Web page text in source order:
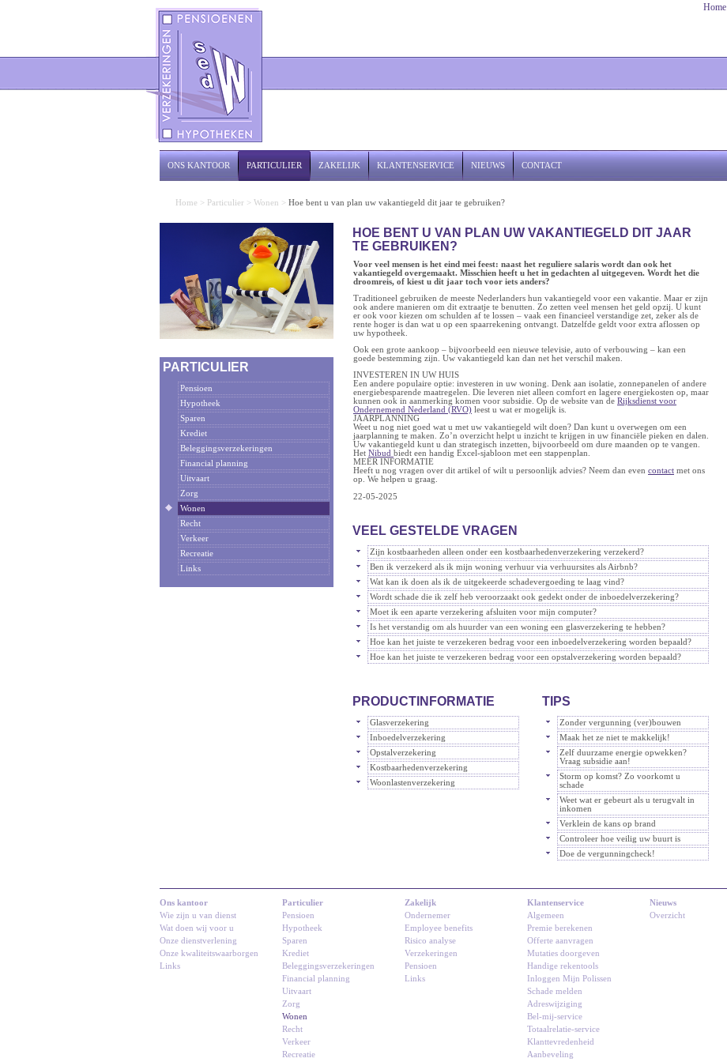
Home
ONS KANTOOR PARTICULIER ZAKELIJK KLANTENSERVICE NIEUWS CONTACT
Home > Particulier > Wonen > Hoe bent u van plan uw vakantiegeld dit jaar te gebruiken?
PARTICULIER
Pensioen
Hypotheek
Sparen
Krediet
Beleggingsverzekeringen
Financial planning
Uitvaart
Zorg
Wonen
Recht
Verkeer
Recreatie
Links
HOE BENT U VAN PLAN UW VAKANTIEGELD DIT JAAR
TE GEBRUIKEN?
Voor veel mensen is het eind mei feest: naast het reguliere salaris wordt dan ook het
vakantiegeld overgemaakt. Misschien heeft u het in gedachten al uitgegeven. Wordt het die
droomreis, of kiest u dit jaar toch voor iets anders?
Traditioneel gebruiken de meeste Nederlanders hun vakantiegeld voor een vakantie. Maar er zijn
ook andere manieren om dit extraatje te benutten. Zo zetten veel mensen het geld opzij. U kunt
er ook voor kiezen om schulden af te lossen – vaak een financieel verstandige zet, zeker als de
rente hoger is dan wat u op een spaarrekening ontvangt. Datzelfde geldt voor extra aflossen op
uw hypotheek.
Ook een grote aankoop – bijvoorbeeld een nieuwe televisie, auto of verbouwing – kan een
goede bestemming zijn. Uw vakantiegeld kan dan net het verschil maken.
INVESTEREN IN UW HUIS
Een andere populaire optie: investeren in uw woning. Denk aan isolatie, zonnepanelen of andere
energiebesparende maatregelen. Die leveren niet alleen comfort en lagere energiekosten op, maar
kunnen ook in aanmerking komen voor subsidie. Op de website van de Rijksdienst voor
Ondernemend Nederland (RVO) leest u wat er mogelijk is.
JAARPLANNING
Weet u nog niet goed wat u met uw vakantiegeld wilt doen? Dan kunt u overwegen om een
jaarplanning te maken. Zo’n overzicht helpt u inzicht te krijgen in uw financiële pieken en dalen.
Uw vakantiegeld kunt u dan strategisch inzetten, bijvoorbeeld om dure maanden op te vangen.
Het Nibud biedt een handig Excel-sjabloon met een stappenplan.
MEER INFORMATIE
Heeft u nog vragen over dit artikel of wilt u persoonlijk advies? Neem dan even contact met ons
op. We helpen u graag.
22-05-2025
VEEL GESTELDE VRAGEN
Zijn kostbaarheden alleen onder een kostbaarhedenverzekering verzekerd?
Ben ik verzekerd als ik mijn woning verhuur via verhuursites als Airbnb?
Wat kan ik doen als ik de uitgekeerde schadevergoeding te laag vind?
Wordt schade die ik zelf heb veroorzaakt ook gedekt onder de inboedelverzekering?
Moet ik een aparte verzekering afsluiten voor mijn computer?
Is het verstandig om als huurder van een woning een glasverzekering te hebben?
Hoe kan het juiste te verzekeren bedrag voor een inboedelverzekering worden bepaald?
Hoe kan het juiste te verzekeren bedrag voor een opstalverzekering worden bepaald?
PRODUCTINFORMATIE
Glasverzekering
Inboedelverzekering
Opstalverzekering
Kostbaarhedenverzekering
Woonlastenverzekering
TIPS
Zonder vergunning (ver)bouwen
Maak het ze niet te makkelijk!
Zelf duurzame energie opwekken?
Vraag subsidie aan!
Storm op komst? Zo voorkomt u
schade
Weet wat er gebeurt als u terugvalt in
inkomen
Verklein de kans op brand
Controleer hoe veilig uw buurt is
Doe de vergunningcheck!
Ons kantoor
Wie zijn u van dienst
Wat doen wij voor u
Onze dienstverlening
Onze kwaliteitswaarborgen
Links
Particulier
Pensioen
Hypotheek
Sparen
Krediet
Beleggingsverzekeringen
Financial planning
Uitvaart
Zorg
Wonen
Recht
Verkeer
Recreatie
Zakelijk
Ondernemer
Employee benefits
Risico analyse
Verzekeringen
Pensioen
Links
Klantenservice
Algemeen
Premie berekenen
Offerte aanvragen
Mutaties doorgeven
Handige rekentools
Inloggen Mijn Polissen
Schade melden
Adreswijziging
Bel-mij-service
Totaalrelatie-service
Klanttevredenheid
Aanbeveling
Nieuws
Overzicht